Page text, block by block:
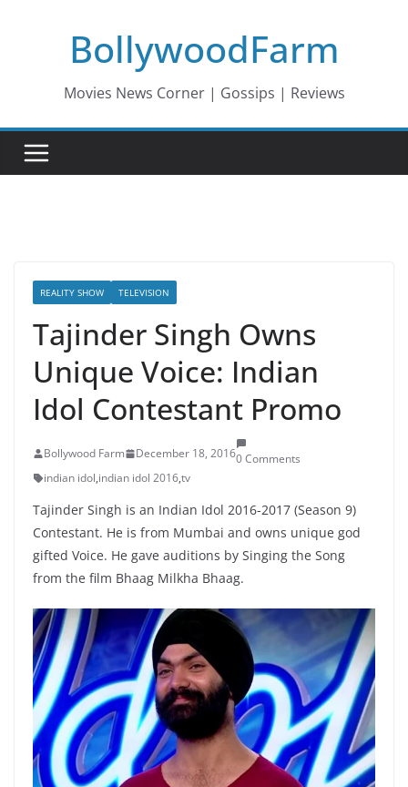
BollywoodFarm
Movies News Corner | Gossips | Reviews
REALITY SHOW TELEVISION
Tajinder Singh Owns
Unique Voice: Indian
Idol Contestant Promo
Bollywood Farm December 18, 20160 Comments
indian idol,indian idol 2016,tv
Tajinder Singh is an Indian Idol 2016-2017 (Season 9)
Contestant. He is from Mumbai and owns unique god
gifted Voice. He gave auditions by Singing the Song
from the film Bhaag Milkha Bhaag.